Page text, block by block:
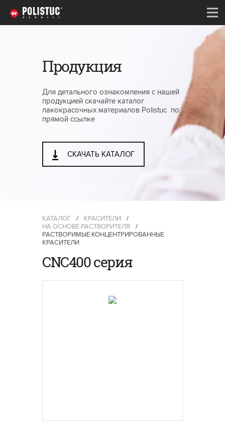
Продукция
Для детального ознакомления с нашей
продукцией скачайте каталог
лакокрасочных материалов Polistuc по
прямой ссылке
СКАЧАТЬ КАТАЛОГ
КАТАЛОГ / КРАСИТЕЛИ
/
НА ОСНОВЕ РАСТВОРИТЕЛЯ
/
РАСТВОРИМЫЕ КОНЦЕНТРИРОВАННЫЕ
КРАСИТЕЛИ
CNC400 серия